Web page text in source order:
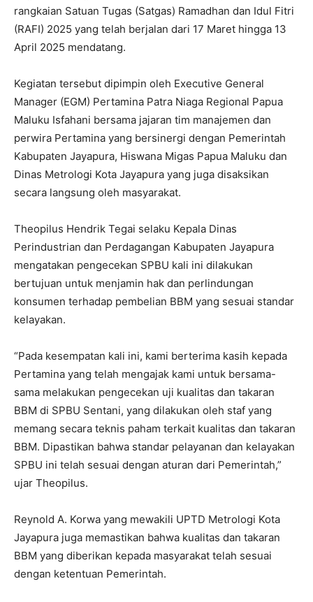
rangkaian Satuan Tugas (Satgas) Ramadhan dan Idul Fitri
(RAFI) 2025 yang telah berjalan dari 17 Maret hingga 13
April 2025 mendatang.
Kegiatan tersebut dipimpin oleh Executive General
Manager (EGM) Pertamina Patra Niaga Regional Papua
Maluku Isfahani bersama jajaran tim manajemen dan
perwira Pertamina yang bersinergi dengan Pemerintah
Kabupaten Jayapura, Hiswana Migas Papua Maluku dan
Dinas Metrologi Kota Jayapura yang juga disaksikan
secara langsung oleh masyarakat.
Theopilus Hendrik Tegai selaku Kepala Dinas
Perindustrian dan Perdagangan Kabupaten Jayapura
mengatakan pengecekan SPBU kali ini dilakukan
bertujuan untuk menjamin hak dan perlindungan
konsumen terhadap pembelian BBM yang sesuai standar
kelayakan.
“Pada kesempatan kali ini, kami berterima kasih kepada
Pertamina yang telah mengajak kami untuk bersama-
sama melakukan pengecekan uji kualitas dan takaran
BBM di SPBU Sentani, yang dilakukan oleh staf yang
memang secara teknis paham terkait kualitas dan takaran
BBM. Dipastikan bahwa standar pelayanan dan kelayakan
SPBU ini telah sesuai dengan aturan dari Pemerintah,”
ujar Theopilus.
Reynold A. Korwa yang mewakili UPTD Metrologi Kota
Jayapura juga memastikan bahwa kualitas dan takaran
BBM yang diberikan kepada masyarakat telah sesuai
dengan ketentuan Pemerintah.